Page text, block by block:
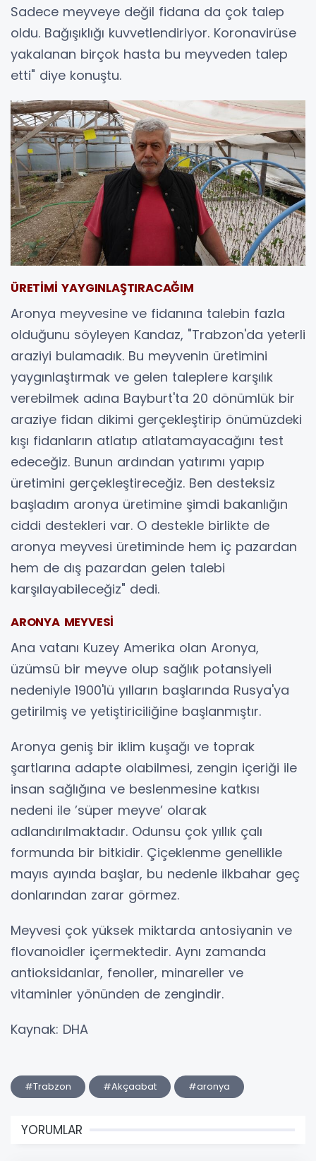
Sadece meyveye değil fidana da çok talep
oldu. Bağışıklığı kuvvetlendiriyor. Koronavirüse
yakalanan birçok hasta bu meyveden talep
etti" diye konuştu.
ÜRETİMİ YAYGINLAŞTIRACAĞIM
Aronya meyvesine ve fidanına talebin fazla
olduğunu söyleyen Kandaz, "Trabzon'da yeterli
araziyi bulamadık. Bu meyvenin üretimini
yaygınlaştırmak ve gelen taleplere karşılık
verebilmek adına Bayburt'ta 20 dönümlük bir
araziye fidan dikimi gerçekleştirip önümüzdeki
kışı fidanların atlatıp atlatamayacağını test
edeceğiz. Bunun ardından yatırımı yapıp
üretimini gerçekleştireceğiz. Ben desteksiz
başladım aronya üretimine şimdi bakanlığın
ciddi destekleri var. O destekle birlikte de
aronya meyvesi üretiminde hem iç pazardan
hem de dış pazardan gelen talebi
karşılayabileceğiz" dedi.
ARONYA MEYVESİ
Ana vatanı Kuzey Amerika olan Aronya,
üzümsü bir meyve olup sağlık potansiyeli
nedeniyle 1900'lü yılların başlarında Rusya'ya
getirilmiş ve yetiştiriciliğine başlanmıştır.
Aronya geniş bir iklim kuşağı ve toprak
şartlarına adapte olabilmesi, zengin içeriği ile
insan sağlığına ve beslenmesine katkısı
nedeni ile ’süper meyve’ olarak
adlandırılmaktadır. Odunsu çok yıllık çalı
formunda bir bitkidir. Çiçeklenme genellikle
mayıs ayında başlar, bu nedenle ilkbahar geç
donlarından zarar görmez.
Meyvesi çok yüksek miktarda antosiyanin ve
flovanoidler içermektedir. Aynı zamanda
antioksidanlar, fenoller, minareller ve
vitaminler yönünden de zengindir.
Kaynak: DHA
#Trabzon #Akçaabat #aronya
YORUMLAR